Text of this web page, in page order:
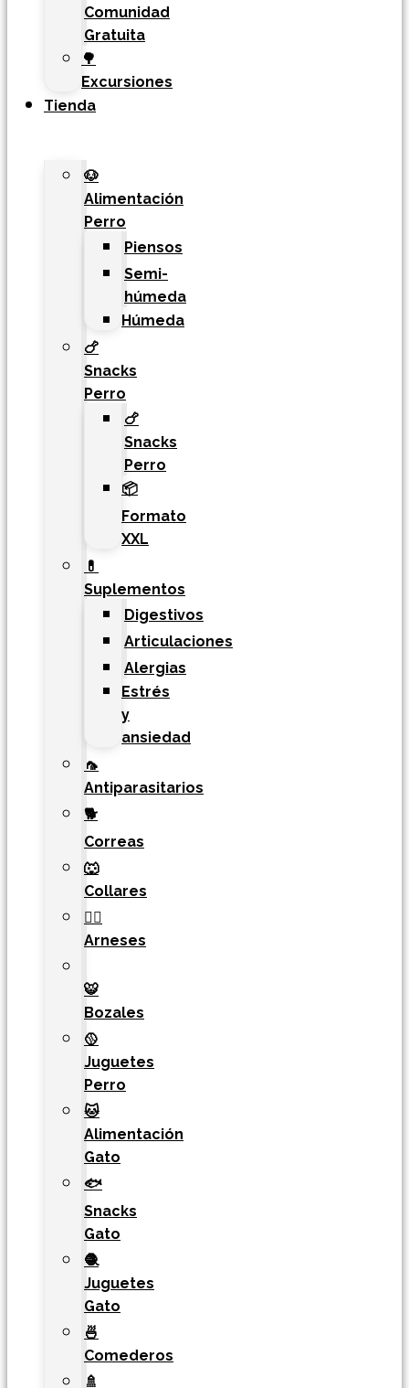
Comunidad
Gratuita
🌳
Excursiones
Tienda
🐶
Alimentación
Perro
Piensos
Semi-
húmeda
Húmeda
🍗
Snacks
Perro
🍗
Snacks
Perro
📦
Formato
XXL
💊
Suplementos
Digestivos
Articulaciones
Alergias
Estrés
y
ansiedad
🦟
Antiparasitarios
🐕
Correas
🐺
Collares
🐕‍🦺
Arneses
🐯​
Bozales
🥎
Juguetes
Perro
🐱
Alimentación
Gato
🐟
Snacks
Gato
🧶
Juguetes
Gato
🍜
Comederos
🚿